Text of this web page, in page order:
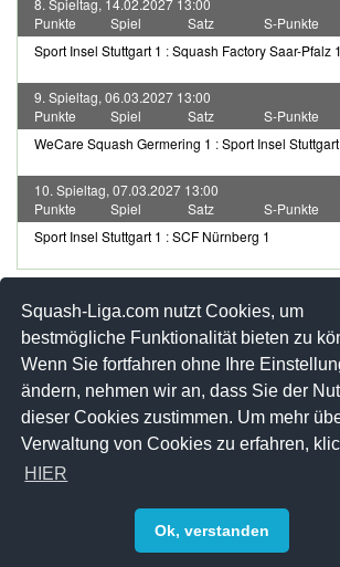
Squash-Liga.com nutzt Cookies, um
bestmögliche Funktionalität bieten zu
Wenn Sie fortfahren ohne Ihre
ändern, nehmen wir an, dass Sie der
dieser Cookies zustimmen. Um mehr
Verwaltung von Cookies zu erfahren,
HIER
Ok, verstanden
8. Spieltag, 14.02.2027 13:00
Punkte
Spiel Satz S-Punkte
Sport Insel Stuttgart 1 :Squash Factory Saar-Pfalz 1
9. Spieltag, 06.03.2027 13:00
Punkte
Spiel Satz S-Punkte
WeCare Squash Germering 1 :Sport Insel Stuttgart
10. Spieltag, 07.03.2027 13:00
Punkte
Spiel Satz S-Punkte
Sport Insel Stuttgart 1 :SCF Nürnberg 1
Werbung - Offizielle Pool Partner des
© 2008-2026 by Squash-Liga.com Alle